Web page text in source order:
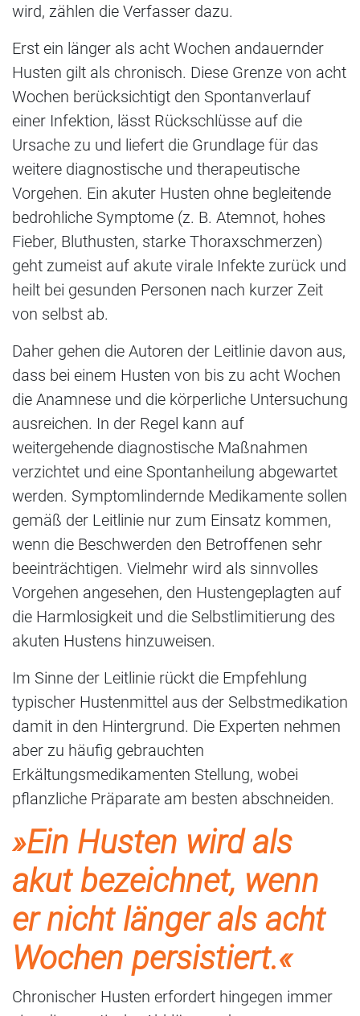
wird, zählen die Verfasser dazu.
Erst ein länger als acht Wochen andauernder
Husten gilt als chronisch. Diese Grenze von acht
Wochen berücksichtigt den Spontanverlauf
einer Infektion, lässt Rückschlüsse auf die
Ursache zu und liefert die Grundlage für das
weitere diagnostische und therapeutische
Vorgehen. Ein akuter Husten ohne begleitende
bedrohliche Symptome (z. B. Atemnot, hohes
Fieber, Bluthusten, starke Thoraxschmerzen)
geht zumeist auf akute virale Infekte zurück und
heilt bei gesunden Personen nach kurzer Zeit
von selbst ab.
Daher gehen die Autoren der Leitlinie davon aus,
dass bei einem Husten von bis zu acht Wochen
die Anamnese und die körperliche Untersuchung
ausreichen. In der Regel kann auf
weitergehende diagnostische Maßnahmen
verzichtet und eine Spontanheilung abgewartet
werden. Symptomlindernde Medikamente sollen
gemäß der Leitlinie nur zum Einsatz kommen,
wenn die Beschwerden den Betroffenen sehr
beeinträchtigen. Vielmehr wird als sinnvolles
Vorgehen angesehen, den Hustengeplagten auf
die Harmlosigkeit und die Selbstlimitierung des
akuten Hustens hinzuweisen.
Im Sinne der Leitlinie rückt die Empfehlung
typischer Hustenmittel aus der Selbstmedikation
damit in den Hintergrund. Die Experten nehmen
aber zu häufig gebrauchten
Erkältungsmedikamenten Stellung, wobei
pflanzliche Präparate am besten abschneiden.
»Ein Husten wird als
akut bezeichnet, wenn
er nicht länger als acht
Wochen persistiert.«
Chronischer Husten erfordert hingegen immer